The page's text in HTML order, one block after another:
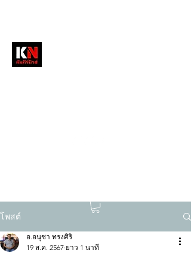
โพสต์
อ.อนุชา ทรงศิริ
19 ส.ค. 2567 ยาว 1 นาที